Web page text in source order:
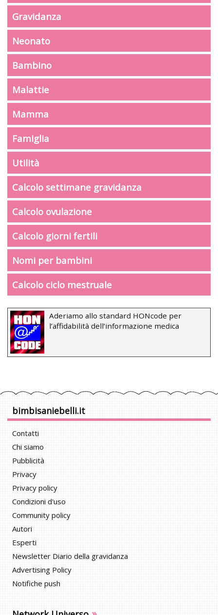
Gravidanza
Neonato
Bambino
Malattie
Mamma
Famiglia
Utilità
Calcolo settimane gravidanza
Calcolo ovulazione
Calcolo giorni fertili
Nomi per bambini
Calcolo ciclo mestruale
Aderiamo allo standard HONcode per
l’affidabilità dell’informazione medica
bimbisaniebelli.it
Contatti
Chi siamo
Pubblicità
Privacy
Privacy policy
Condizioni d'uso
Community policy
Autori
Esperti
Newsletter Diario della gravidanza
Advertising Policy
Notifiche push